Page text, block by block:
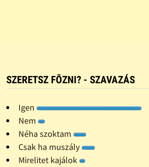
SZERETSZ FÕZNI? - SZAVAZÁS
Igen
Nem
Néha szoktam
Csak ha muszály
Mirelitet kajálok